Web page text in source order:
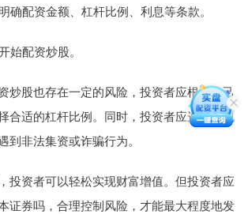
确配资金额、杠杆比例、利息等条款。
始配资炒股。
炒股也存在一定的风险，投资者应根据自己
合适的杠杆比例。同时，投资者应选择正规
到非法集资或诈骗行为。
投资者可以轻松实现财富增值。但投资者应
证券吗，合理控制风险，才能最大程度地发